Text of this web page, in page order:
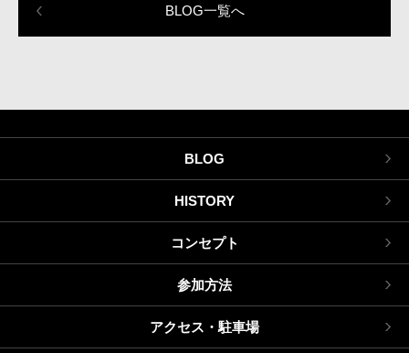
BLOG一覧へ
BLOG
HISTORY
コンセプト
参加方法
アクセス・駐車場